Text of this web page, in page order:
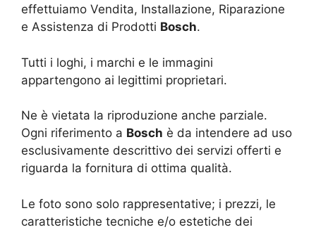
effettuiamo Vendita, Installazione, Riparazione
e Assistenza di Prodotti Bosch.
Tutti i loghi, i marchi e le immagini
appartengono ai legittimi proprietari.
Ne è vietata la riproduzione anche parziale.
Ogni riferimento a Bosch è da intendere ad uso
esclusivamente descrittivo dei servizi offerti e
riguarda la fornitura di ottima qualità.
Le foto sono solo rappresentative; i prezzi, le
caratteristiche tecniche e/o estetiche dei